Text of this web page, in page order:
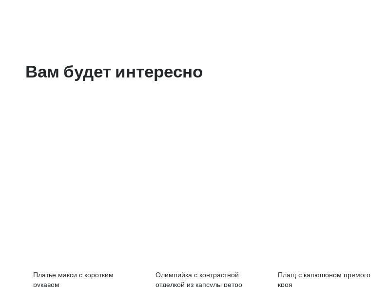
Вам будет интересно
Платье макси с коротким
рукавом
Олимпийка с контрастной
отделкой из капсулы ретро
Плащ с капюшоном прямого
кроя